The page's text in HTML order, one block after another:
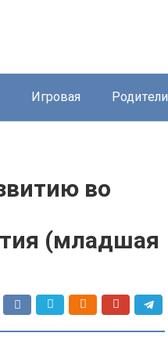
Игровая Родители
во
(младшая